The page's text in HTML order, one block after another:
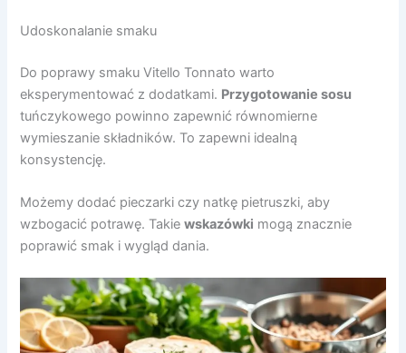
Udoskonalanie smaku
Do poprawy smaku Vitello Tonnato warto
eksperymentować z dodatkami. Przygotowanie sosu
tuńczykowego powinno zapewnić równomierne
wymieszanie składników. To zapewni idealną
konsystencję.
Możemy dodać pieczarki czy natkę pietruszki, aby
wzbogacić potrawę. Takiewskazówki mogą znacznie
poprawić smak i wygląd dania.